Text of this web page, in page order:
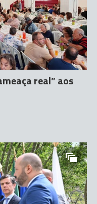
real” aos